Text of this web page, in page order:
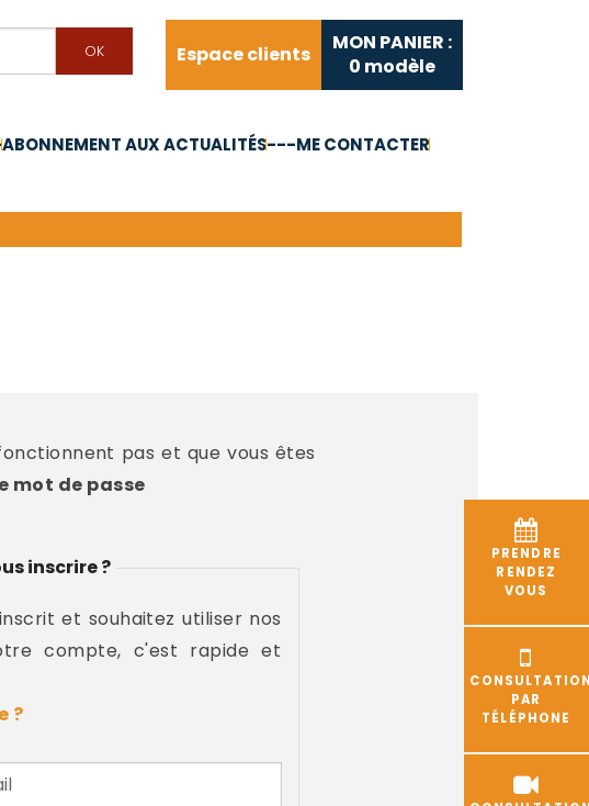
Espace clients
MON PANIER :
0 modèle
ABONNEMENT AUX ACTUALITÉS---ME CONTACTER
PRENDRE
RENDEZ
VOUS
PAR
TÉLÉPHONE
pas et que vous êtes
mot de passe
inscrire ?
et souhaitez utiliser nos
compte, c'est rapide et
?